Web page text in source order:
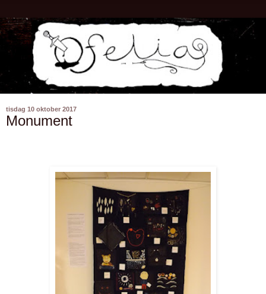
tisdag 10 oktober 2017
Monument